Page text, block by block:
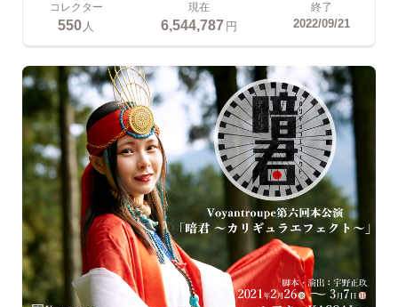
コレクター
550 人
現在
6,544,787円
終了
2022/09/21